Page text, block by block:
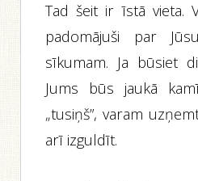
Tad šeit ir īstā vieta.
padomājuši par
sīkumam. Ja būsiet
Jums būs jaukā
„tusiņš”, varam
arī izguldīt.